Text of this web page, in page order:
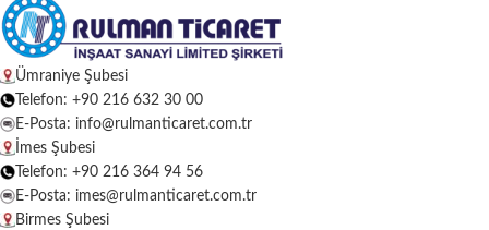
Ümraniye Şubesi
Telefon: +90 216 632 30 00
E-Posta: info@rulmanticaret.com.tr
İmes Şubesi
Telefon: +90 216 364 94 56
E-Posta: imes@rulmanticaret.com.tr
Birmes Şubesi